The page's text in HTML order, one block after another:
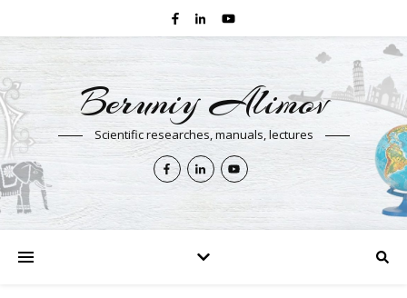
Beruniy Alimov
Scientific researches, manuals, lectures